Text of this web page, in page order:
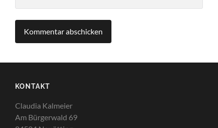
KONTAKT
Claudia Kalmeier
Am Bürgerwald 69